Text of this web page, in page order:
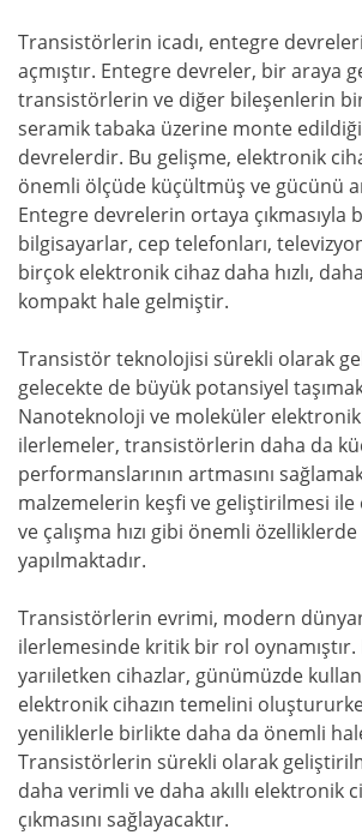
Transistörlerin icadı, entegre
açmıştır. Entegre devreler, bir araya
transistörlerin ve diğer bileşenlerin
seramik tabaka üzerine monte
devrelerdir. Bu gelişme, elektronik
önemli ölçüde küçültmüş ve gücünü
Entegre devrelerin ortaya çıkmasıyla
bilgisayarlar, cep telefonları,
birçok elektronik cihaz daha hızlı,
kompakt hale gelmiştir.
Transistör teknolojisi sürekli olarak
gelecekte de büyük potansiyel
Nanoteknoloji ve moleküler
ilerlemeler, transistörlerin daha da
performanslarının artmasını
malzemelerin keşfi ve geliştirilmesi
ve çalışma hızı gibi önemli
yapılmaktadır.
Transistörlerin evrimi, modern
ilerlemesinde kritik bir rol oynamıştır.
yarıiletken cihazlar, günümüzde
elektronik cihazın temelini
yeniliklerle birlikte daha da önemli
Transistörlerin sürekli olarak
daha verimli ve daha akıllı elektronik
çıkmasını sağlayacaktır.